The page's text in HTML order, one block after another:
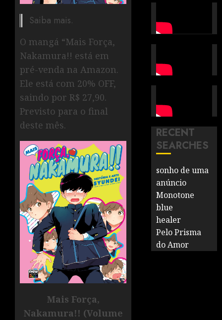
Saiba mais.
O mangá “Mais Força,
Nakamura!! está em
pré-venda na Amazon.
Ele está com 20% OFF,
saindo por R$ 27,90.
Previsto para o final
deste mês.
Mais Força,
Nakamura!! (Volume
RECENT
SEARCHES
sonho de uma
anúncio
Monotone
blue
healer
Pelo Prisma
do Amor